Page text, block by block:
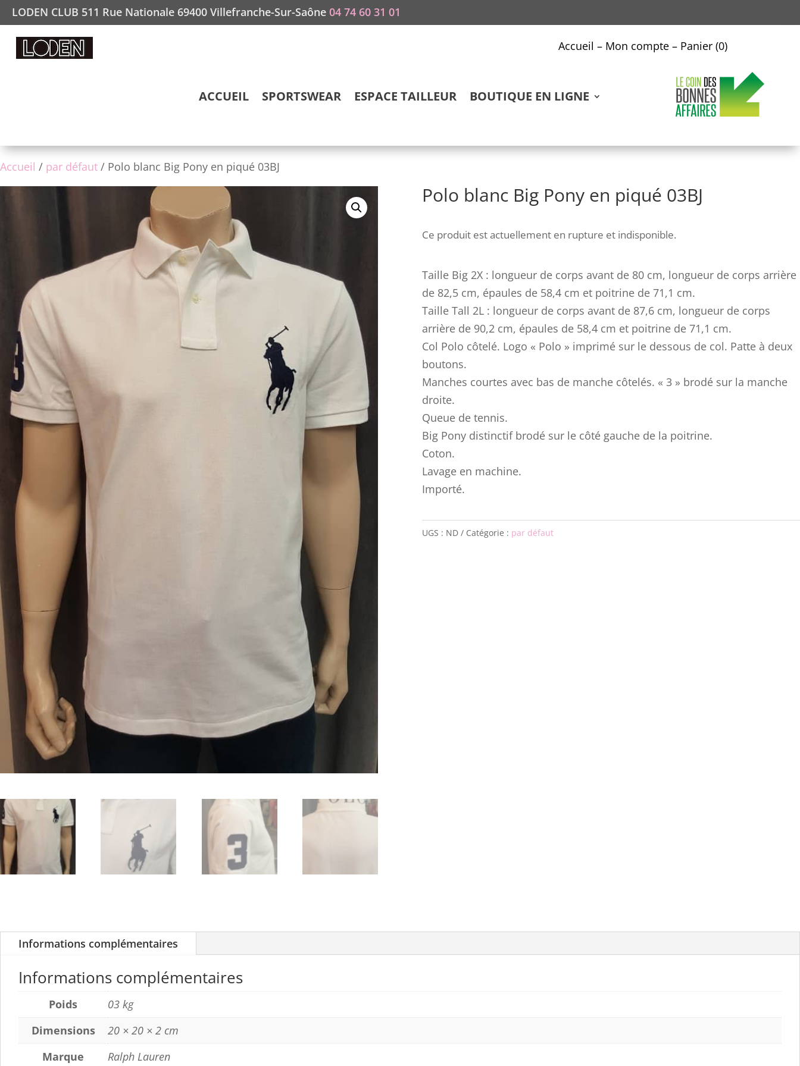
LODEN CLUB 511 Rue Nationale 69400 Villefranche-Sur-Saône 04 74 60 31 01
Accueil – Mon compte – Panier (0)
ACCUEIL SPORTSWEAR ESPACE TAILLEUR BOUTIQUE EN LIGNE
Accueil / par défaut / Polo blanc Big Pony en piqué 03BJ
Polo blanc Big Pony en piqué 03BJ
Ce produit est actuellement en rupture et indisponible.
Taille Big 2X : longueur de corps avant de 80 cm, longueur de corps arrière
de 82,5 cm, épaules de 58,4 cm et poitrine de 71,1 cm.
Taille Tall 2L : longueur de corps avant de 87,6 cm, longueur de corps
arrière de 90,2 cm, épaules de 58,4 cm et poitrine de 71,1 cm.
Col Polo côtelé. Logo « Polo » imprimé sur le dessous de col. Patte à deux
boutons.
Manches courtes avec bas de manche côtelés. « 3 » brodé sur la manche
droite.
Queue de tennis.
Big Pony distinctif brodé sur le côté gauche de la poitrine.
Coton.
Lavage en machine.
Importé.
UGS : ND Catégorie : par défaut
Informations complémentaires
Informations complémentaires
Poids
03 kg
Dimensions
20 × 20 × 2 cm
Marque
Ralph Lauren